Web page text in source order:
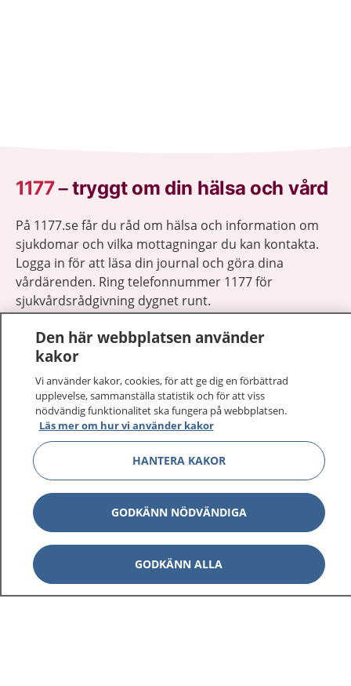
1177–tryggt om din hälsa och vård
På 1177.se får du råd om hälsa och information om
sjukdomar och vilka mottagningar du kan kontakta.
Logga in för att läsa din journal och göra dina
vårdärenden. Ring telefonnummer 1177 för
sjukvårdsrådgivning dygnet runt.
1177 ger dig råd när du vill må bättre.
1177 på flera språk
Om 1177 Show
Kontakt Show
Behandling av personuppgifter
Den här webbplatsen använder
kakor
Vi använder kakor, cookies, för att ge dig en förbättrad
upplevelse, sammanställa statistik och för att viss
nödvändig funktionalitet ska fungera på webbplatsen.
Läs mer om hur vi använder kakor
HANTERA KAKOR
GODKÄNN NÖDVÄNDIGA
GODKÄNN ALLA